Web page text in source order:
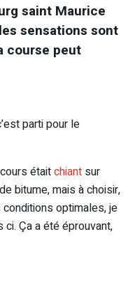
saint Maurice
sensations sont
course peut
parti pour le
étaitchiant sur
bitume, mais à choisir,
optimales, je
Ça a été éprouvant,